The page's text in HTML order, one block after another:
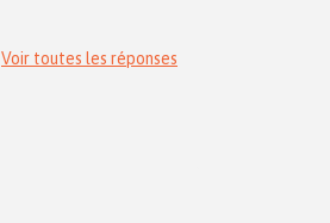
Voir toutes les réponses